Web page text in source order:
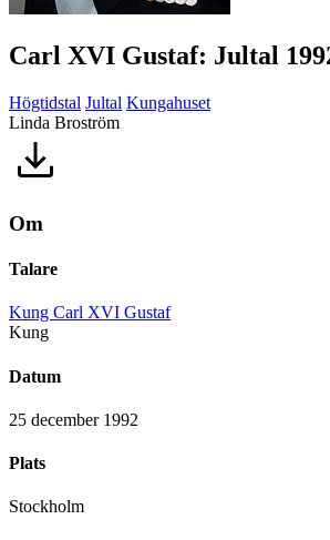
Carl XVI Gustaf: Jultal
Högtidstal Jultal Kungahuset
Linda Broström
Om
Talare
Kung Carl XVI Gustaf
Kung
Datum
25 december 1992
Plats
Stockholm